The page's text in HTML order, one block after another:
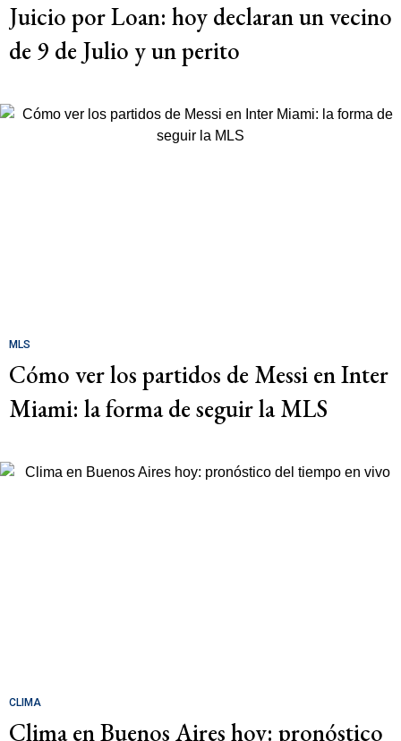
Juicio por Loan: hoy declaran un vecino
de 9 de Julio y un perito
MLS
Cómo ver los partidos de Messi en Inter
Miami: la forma de seguir la MLS
CLIMA
Clima en Buenos Aires hoy: pronóstico